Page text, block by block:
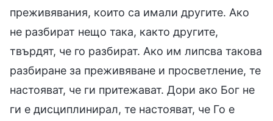
преживявания, които са имали другите. Ако
не разбират нещо така, както другите,
твърдят, че го разбират. Ако им липсва такова
разбиране за преживяване и просветление, те
настояват, че ги притежават. Дори ако Бог не
ги е дисциплинирал, те настояват, че Го е